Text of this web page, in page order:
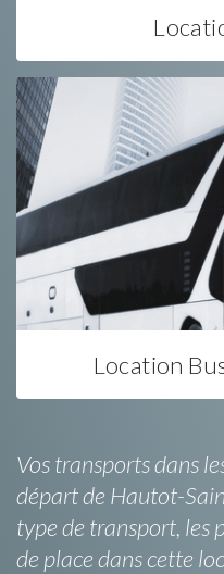
Location
Vos transports dans
départ de Hautot-
type de transport, les
de place dans cette